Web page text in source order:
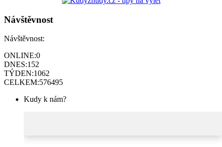
Návštěvnost
Návštěvnost:
ONLINE:0
DNES:152
TÝDEN:1062
CELKEM:576495
Kudy k nám?